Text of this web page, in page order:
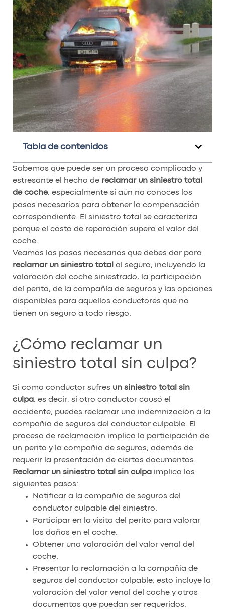
Tabla de contenidos
Sabemos que puede ser un proceso complicado y
estresante el hecho de reclamar un siniestro total
de coche, especialmente si aún no conoces los
pasos necesarios para obtener la compensación
correspondiente. El siniestro total se caracteriza
porque el costo de reparación supera el valor del
coche.
Veamos los pasos necesarios que debes dar para
reclamar un siniestro total al seguro, incluyendo la
valoración del coche siniestrado, la participación
del perito, de la compañía de seguros y las opciones
disponibles para aquellos conductores que no
tienen un seguro a todo riesgo.
¿Cómo reclamar un
siniestro total sin culpa?
Si como conductor sufres un siniestro total sin
culpa, es decir, si otro conductor causó el
accidente, puedes reclamar una indemnización a la
compañía de seguros del conductor culpable. El
proceso de reclamación implica la participación de
un perito y la compañía de seguros, además de
requerir la presentación de ciertos documentos.
Reclamar un siniestro total sin culpa implica los
siguientes pasos:
Notificar a la compañía de seguros del
conductor culpable del siniestro.
Participar en la visita del perito para valorar
los daños en el coche.
Obtener una valoración del valor venal del
coche.
Presentar la reclamación a la compañía de
seguros del conductor culpable; esto incluye la
valoración del valor venal del coche y otros
documentos que puedan ser requeridos.